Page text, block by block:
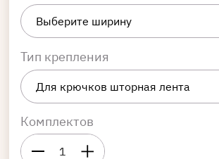
Тип крепления
Комплектов
1